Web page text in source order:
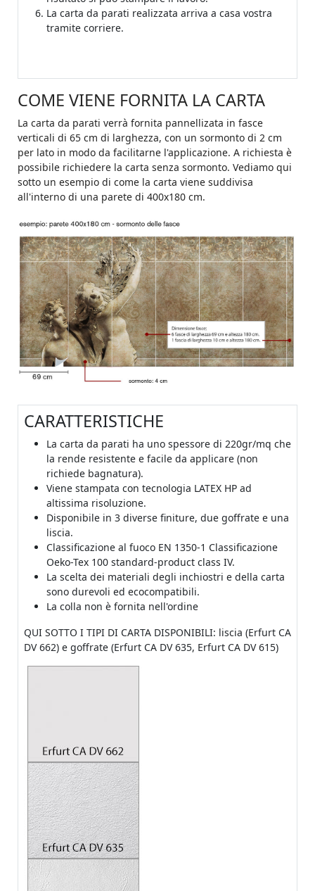
La carta da parati realizzata arriva a casa vostra
tramite corriere.
COME VIENE FORNITA LA CARTA
La carta da parati verrà fornita pannellizata in fasce
verticali di 65 cm di larghezza, con un sormonto di 2 cm
per lato in modo da facilitarne l'applicazione. A richiesta è
possibile richiedere la carta senza sormonto. Vediamo qui
sotto un esempio di come la carta viene suddivisa
all'interno di una parete di 400x180 cm.
CARATTERISTICHE
La carta da parati ha uno spessore di 220gr/mq che
la rende resistente e facile da applicare (non
richiede bagnatura).
Viene stampata con tecnologia LATEX HP ad
altissima risoluzione.
Disponibile in 3 diverse finiture, due goffrate e una
liscia.
Classificazione al fuoco EN 1350-1 Classificazione
Oeko-Tex 100 standard-product class IV.
La scelta dei materiali degli inchiostri e della carta
sono durevoli ed ecocompatibili.
La colla non è fornita nell'ordine
QUI SOTTO I TIPI DI CARTA DISPONIBILI: liscia (Erfurt CA
DV 662) e goffrate (Erfurt CA DV 635, Erfurt CA DV 615)